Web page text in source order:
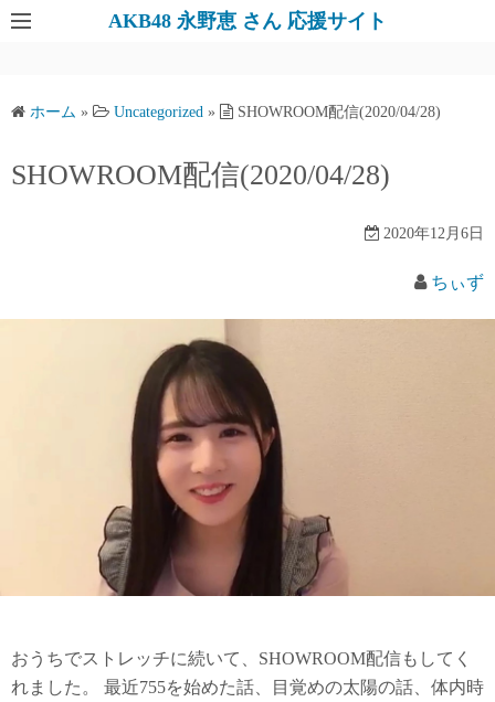
AKB48 永野恵 さん 応援サイト
ホーム » Uncategorized » SHOWROOM配信(2020/04/28)
SHOWROOM配信(2020/04/28)
2020年12月6日
ちぃず
おうちでストレッチに続いて、SHOWROOM配信もしてく
れました。 最近755を始めた話、目覚めの太陽の話、体内時